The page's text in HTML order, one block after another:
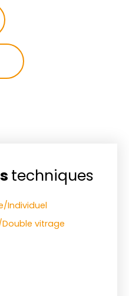
techniques
Individuel
vitrage